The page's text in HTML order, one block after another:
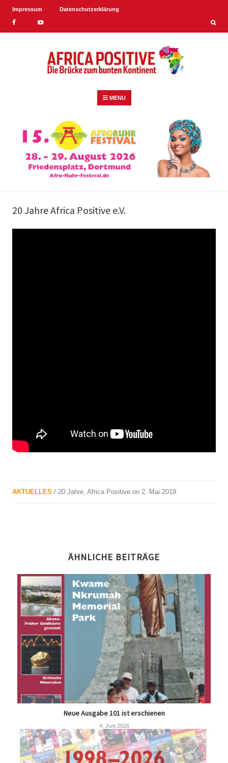
Impressum Datenschutzerklärung
Skip
Facebook YouTube
MENU
content
20 Jahre Africa Positive e.V.
AKTUELLES / 20 Jahre, Africa Positive on 2. Mai 2019.
ÄHNLICHE BEITRÄGE
Neue Ausgabe 101 ist erschienen
4. Juni 2026